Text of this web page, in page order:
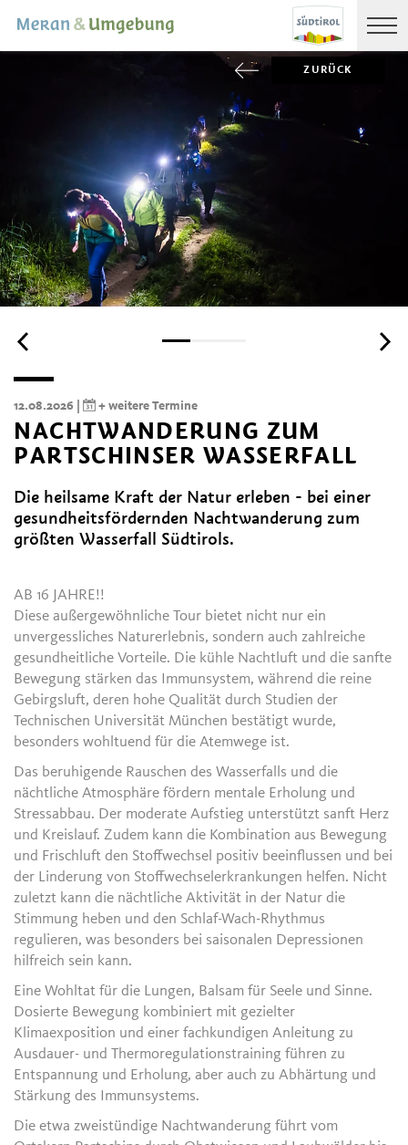
ZURÜCK
12.08.2026 | + weitere Termine
NACHTWANDERUNG ZUM
PARTSCHINSER WASSERFALL
Die heilsame Kraft der Natur erleben - bei einer
gesundheitsfördernden Nachtwanderung zum
größten Wasserfall Südtirols.
AB 16 JAHRE!!
Diese außergewöhnliche Tour bietet nicht nur ein
unvergessliches Naturerlebnis, sondern auch zahlreiche
gesundheitliche Vorteile. Die kühle Nachtluft und die sanfte
Bewegung stärken das Immunsystem, während die reine
Gebirgsluft, deren hohe Qualität durch Studien der
Technischen Universität München bestätigt wurde,
besonders wohltuend für die Atemwege ist.
Das beruhigende Rauschen des Wasserfalls und die
nächtliche Atmosphäre fördern mentale Erholung und
Stressabbau. Der moderate Aufstieg unterstützt sanft Herz
und Kreislauf. Zudem kann die Kombination aus Bewegung
und Frischluft den Stoffwechsel positiv beeinflussen und bei
der Linderung von Stoffwechselerkrankungen helfen. Nicht
zuletzt kann die nächtliche Aktivität in der Natur die
Stimmung heben und den Schlaf-Wach-Rhythmus
regulieren, was besonders bei saisonalen Depressionen
hilfreich sein kann.
Eine Wohltat für die Lungen, Balsam für Seele und Sinne.
Dosierte Bewegung kombiniert mit gezielter
Klimaexposition und einer fachkundigen Anleitung zu
Ausdauer- und Thermoregulationstraining führen zu
Entspannung und Erholung, aber auch zu Abhärtung und
Stärkung des Immunsystems.
Die etwa zweistündige Nachtwanderung führt vom